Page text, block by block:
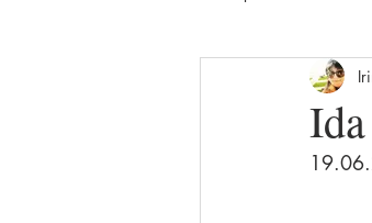
Voos Imaginativos
Comunicação